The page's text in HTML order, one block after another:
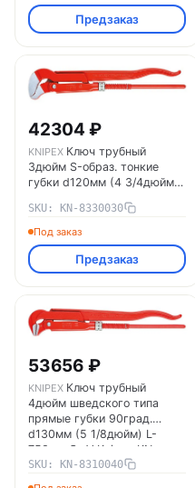
Предзаказ
42304 ₽
KNIPEX Ключ трубный
3дюйм S-образ. тонкие
губки d120мм (4 3/4дюйм)
8330030
SKU: KN-8330030
Под заказ
Предзаказ
53656 ₽
KNIPEX Ключ трубный
4дюйм шведского типа
прямые губки 90град.
d130мм (5 1/8дюйм) L-
750мм Cr-V Knipex KN-
8310040
SKU: KN-8310040